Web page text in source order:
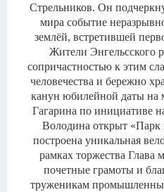
Стрельников. Он
мира событие
землёй, встретившей
Жители Энгельсского
сопричастностью к этим
человечества и бережно
канун юбилейной даты на
Гагарина по инициативе
Володина открыт «Парк
построена уникальная
рамках торжества Глава
почетные грамоты и
труженикам